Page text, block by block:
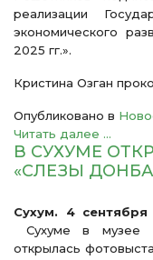
реализации
экономического
2025 гг.».
Кристина Озган
Опубликовано в
Читать далее ...
В СУХУМЕ
«СЛЕЗЫ
Сухум. 4
Сухуме в музее
открылась